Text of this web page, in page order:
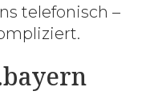
telefonisch –